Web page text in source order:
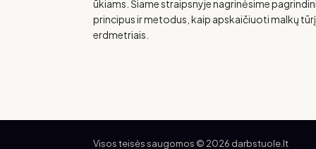
ūkiams. Šiame straipsnyje nagrinėsime
principus ir metodus, kaip apskaičiuoti malkų tūrį
erdmetriais.
Visos teisės saugomos © 2026 darbstuole.lt